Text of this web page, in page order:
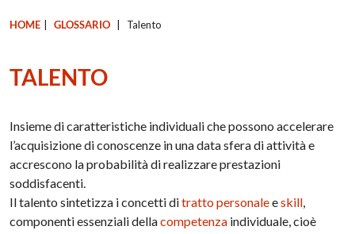
HOME GLOSSARIO Talento
TALENTO
Insieme di caratteristiche individuali che possono accelerare
l’acquisizione di conoscenze in una data sfera di attività e
accrescono la probabilità di realizzare prestazioni
soddisfacenti.
Il talento sintetizza i concetti ditratto personaleeskill,
componenti essenziali dellacompetenza individuale, cioè